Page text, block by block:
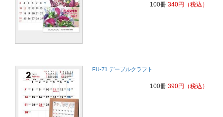
100冊 340円 （税込）
FU-71 デーブルクラフト
100冊 390円 （税込）